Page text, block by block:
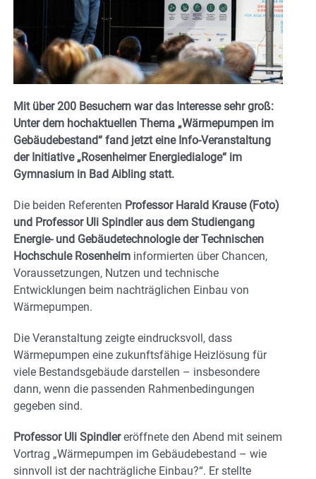
Mit über 200 Besuchern war das Interesse sehr groß:
Unter dem hochaktuellen Thema „Wärmepumpen im
Gebäudebestand“ fand jetzt eine Info-Veranstaltung
der Initiative „Rosenheimer Energiedialoge“ im
Gymnasium in Bad Aibling statt.
Die beiden Referenten Professor Harald Krause (Foto)
und Professor Uli Spindler aus dem Studiengang
Energie- und Gebäudetechnologie der Technischen
Hochschule Rosenheim informierten über Chancen,
Voraussetzungen, Nutzen und technische
Entwicklungen beim nachträglichen Einbau von
Wärmepumpen.
Die Veranstaltung zeigte eindrucksvoll, dass
Wärmepumpen eine zukunftsfähige Heizlösung für
viele Bestandsgebäude darstellen – insbesondere
dann, wenn die passenden Rahmenbedingungen
gegeben sind.
Professor Uli Spindlereröffnete den Abend mit seinem
Vortrag „Wärmepumpen im Gebäudebestand – wie
sinnvoll ist der nachträgliche Einbau?“. Er stellte